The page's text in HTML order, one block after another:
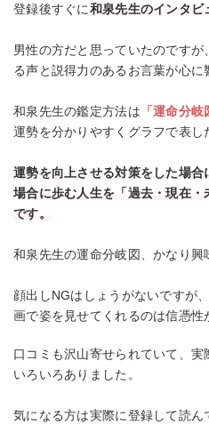
登録後すぐに和泉先生のインタビ
男性の方だと思っていたのです
る声と説得力のあるお言葉が心に
和泉先生の鑑定方法は 「運命分岐
運勢を分かりやすくグラフで表し
運勢を向上させる対策をした場
場合に歩む人生を「過去・現在
です。
和泉先生の運命分岐図、かなり興
顔出しNGはしょうがないですが
画で姿を見せてくれるのは信憑性
口コミも沢山寄せられていて、
いろいろありました。
気になる方は実際に登録して読ん